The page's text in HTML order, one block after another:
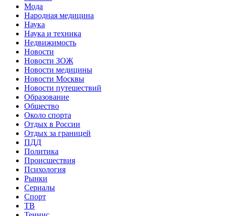
Мода
Народная медицина
Наука
Наука и техника
Недвижимость
Новости
Новости ЗОЖ
Новости медицины
Новости Москвы
Новости путешествий
Образование
Общество
Около спорта
Отдых в России
Отдых за границей
ПДД
Политика
Происшествия
Психология
Рынки
Сериалы
Спорт
ТВ